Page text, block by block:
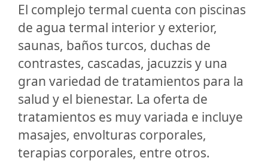
El complejo termal cuenta con piscinas
de agua termal interior y exterior,
saunas, baños turcos, duchas de
contrastes, cascadas, jacuzzis y una
gran variedad de tratamientos para la
salud y el bienestar. La oferta de
tratamientos es muy variada e incluye
masajes, envolturas corporales,
terapias corporales, entre otros.